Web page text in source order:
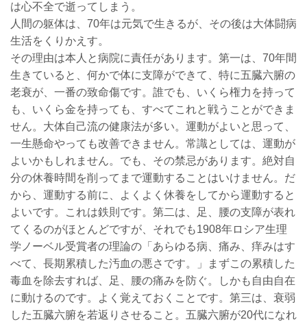
は心不全で逝ってしまう。
人間の躯体は、70年は元気で生きるが、その後は大体闘病
生活をくりかえす。
その理由は本人と病院に責任があります。第一は、70年間
生きていると、何かで体に支障ができて、特に五臓六腑の
老衰が、一番の致命傷です。誰でも、いくら権力を持って
も、いくら金を持っても、すべてこれと戦うことができま
せん。大体自己流の健康法が多い。運動がよいと思って、
一生懸命やっても改善できません。常識としては、運動が
よいかもしれません。でも、その禁忌があります。絶対自
分の休養時間を削ってまで運動することはいけません。だ
から、運動する前に、よくよく休養をしてから運動すると
よいです。これは鉄則です。第二は、足、腰の支障が表れ
てくるのがほとんどですが、それでも1908年ロシア生理
学ノーベル受賞者の理論の「あらゆる病、痛み、痒みはす
べて、長期累積した汚血の悪さです。」まずこの累積した
毒血を除去すれば、足、腰の痛みを防ぐ。しかも自由自在
に動けるのです。よく覚えておくことです。第三は、衰弱
した五臓六腑を若返りさせること。五臓六腑が20代になれ